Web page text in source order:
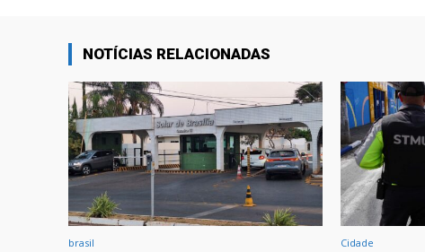
NOTÍCIAS RELACIONADAS
brasil Cidade